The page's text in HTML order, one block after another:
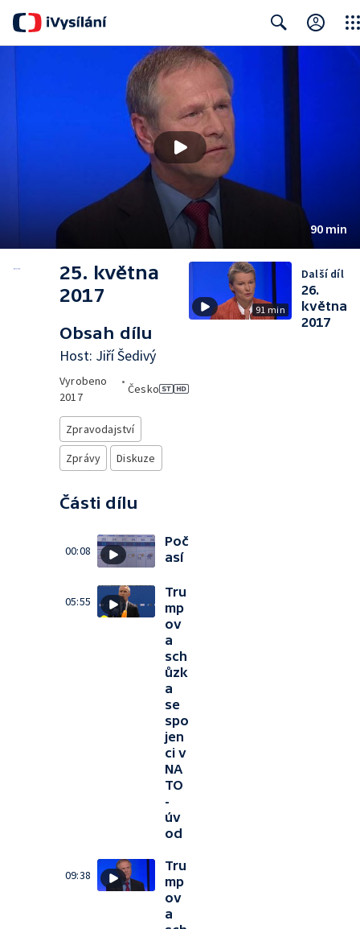
90 min
25. května
2017
Obsah dílu
Host: Jiří Šedivý
Vyrobeno
2017
•
Česko
Zpravodajství
Zprávy
Diskuze
Části dílu
00:08
Poč
así
05:55
Tru
mp
ov
a
sch
ůzk
a
se
spo
jen
ci v
NA
TO
-
úv
od
09:38
Tru
mp
ov
a
91 min
Další díl
26.
května
2017